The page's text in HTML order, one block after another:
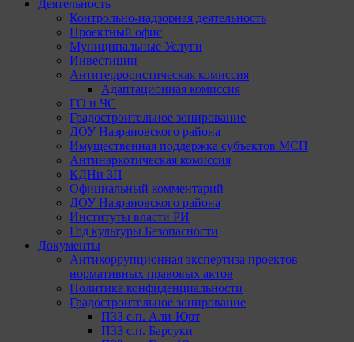
Деятельность
Контрольно-надзорная деятельность
Проектный офис
Муниципальные Услуги
Инвестиции
Антитеррористическая комиссия
Адаптационная комиссия
ГО и ЧС
Градостроительное зонирование
ДОУ Назрановского района
Имущественная поддержка субъектов МСП
Антинаркотическая комиссия
КДНи ЗП
Официальный комментарий
ДОУ Назрановского района
Институты власти РИ
Год культуры Безопасности
Документы
Антикоррупционная экспертиза проектов
нормативных правовых актов
Политика конфиденциальности
Градостроительное зонирование
ПЗЗ с.п. Али-Юрт
ПЗЗ с.п. Барсуки